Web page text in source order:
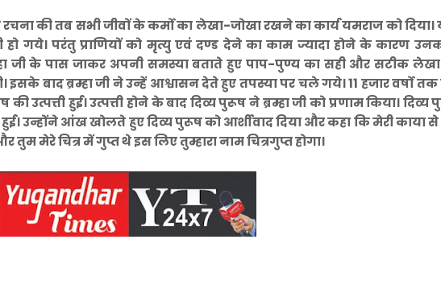
रचना की तब सभी जीवों के कर्मो का लेखा-जोखा रखने का कार्य यमराज को दिया।
गये। परंतु प्राणियों को मृत्यु एवं दण्ड देने का काम ज्यादा होने के कारण
जी के पास जाकर अपनी समस्या बताते हुए पाप-पुण्य का सही और सटीक
इसके बाद ब्रम्हा जी ने उन्हें आश्वासन देते हुए तपस्या पर चले गये। 11 हजार वर्षो
हुई। उत्पत्ती होने के बाद दिव्य पुरूष ने ब्रम्हा जी को प्रणाम किया। दिव्य
उन्होंने आंख खोलते हुए दिव्य पुरूष को आर्शीवाद दिया और कहा कि मेरी काया
तुम मेरे चित्र में गुप्त थे इस लिए तुम्हारा नाम चित्रगुप्त होगा।